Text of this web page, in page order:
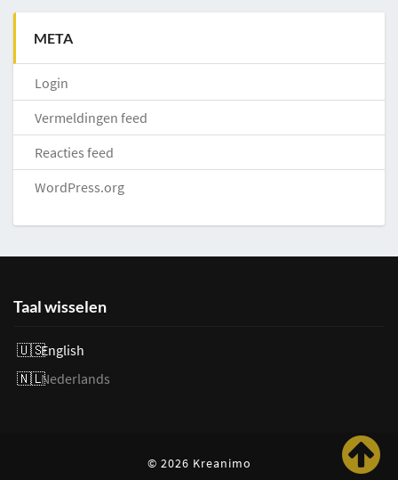
META
Login
Vermeldingen feed
Reacties feed
WordPress.org
Taal wisselen
English
Nederlands
© 2026 Kreanimo